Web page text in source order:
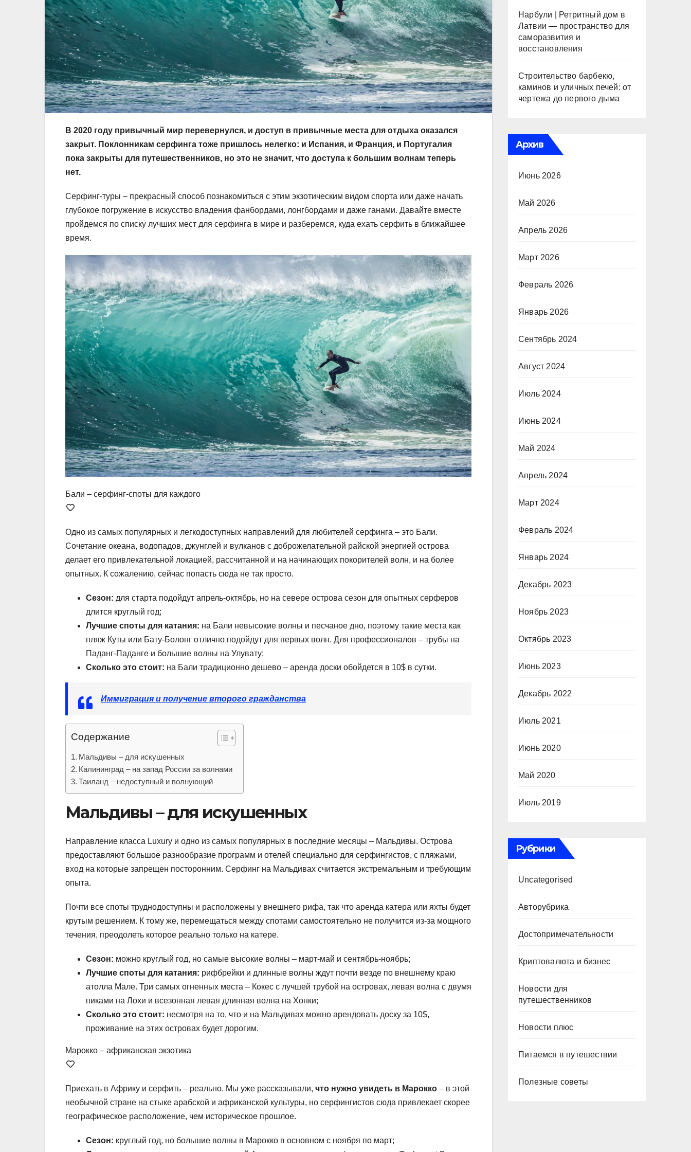
В 2020 году привычный мир перевернулся, и доступ в привычные места для отдыха оказался
закрыт. Поклонникам серфинга тоже пришлось нелегко: и Испания, и Франция, и Португалия
пока закрыты для путешественников, но это не значит, что доступа к большим волнам теперь
нет.
Серфинг-туры – прекрасный способ познакомиться с этим экзотическим видом спорта или даже начать
глубокое погружение в искусство владения фанбордами, лонгбордами и даже ганами. Давайте вместе
пройдемся по списку лучших мест для серфинга в мире и разберемся, куда ехать серфить в ближайшее
время.
Бали – серфинг-споты для каждого
Одно из самых популярных и легкодоступных направлений для любителей серфинга – это Бали.
Сочетание океана, водопадов, джунглей и вулканов с доброжелательной райской энергией острова
делает его привлекательной локацией, рассчитанной и на начинающих покорителей волн, и на более
опытных. К сожалению, сейчас попасть сюда не так просто.
Сезон: для старта подойдут апрель-октябрь, но на севере острова сезон для опытных серферов
длится круглый год;
Лучшие споты для катания: на Бали невысокие волны и песчаное дно, поэтому такие места как
пляж Куты или Бату-Болонг отлично подойдут для первых волн. Для профессионалов – трубы на
Паданг-Паданге и большие волны на Улувату;
Сколько это стоит: на Бали традиционно дешево – аренда доски обойдется в 10$ в сутки.
Иммиграция и получение второго гражданства
Содержание
Мальдивы – для искушенных
Калининград – на запад России за волнами
Таиланд – недоступный и волнующий
Мальдивы – для искушенных
Направление класса Luxury и одно из самых популярных в последние месяцы – Мальдивы. Острова
предоставляют большое разнообразие программ и отелей специально для серфингистов, с пляжами,
вход на которые запрещен посторонним. Серфинг на Мальдивах считается экстремальным и требующим
опыта.
Почти все споты труднодоступны и расположены у внешнего рифа, так что аренда катера или яхты будет
крутым решением. К тому же, перемещаться между спотами самостоятельно не получится из-за мощного
течения, преодолеть которое реально только на катере.
Сезон: можно круглый год, но самые высокие волны – март-май и сентябрь-ноябрь;
Лучшие споты для катания: рифбрейки и длинные волны ждут почти везде по внешнему краю
атолла Мале. Три самых огненных места – Кокес с лучшей трубой на островах, левая волна с двумя
пиками на Лохи и всезонная левая длинная волна на Хонки;
Сколько это стоит: несмотря на то, что и на Мальдивах можно арендовать доску за 10$,
проживание на этих островах будет дорогим.
Марокко – африканская экзотика
Приехать в Африку и серфить – реально. Мы уже рассказывали, что нужно увидеть в Марокко – в этой
необычной стране на стыке арабской и африканской культуры, но серфингистов сюда привлекает скорее
географическое расположение, чем историческое прошлое.
Сезон: круглый год, но большие волны в Марокко в основном с ноября по март;
Нарбули | Ретритный дом в
Латвии — пространство для
саморазвития и
восстановления
Строительство барбекю,
каминов и уличных печей: от
чертежа до первого дыма
Архив
Июнь 2026
Май 2026
Апрель 2026
Март 2026
Февраль 2026
Январь 2026
Сентябрь 2024
Август 2024
Июль 2024
Июнь 2024
Май 2024
Апрель 2024
Март 2024
Февраль 2024
Январь 2024
Декабрь 2023
Ноябрь 2023
Октябрь 2023
Июнь 2023
Декабрь 2022
Июль 2021
Июнь 2020
Май 2020
Июль 2019
Рубрики
Uncategorised
Авторубрика
Достопримечательности
Криптовалюта и бизнес
Новости для
путешественников
Новости плюс
Питаемся в путешествии
Полезные советы